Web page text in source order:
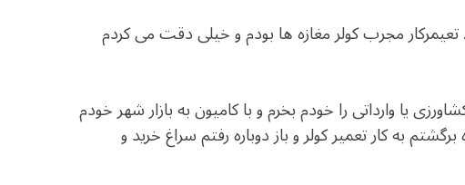
مجرب کولر مغازه ها بودم و خیلی دقت می کردم
یا وارداتی را خودم بخرم و با کامیون به بازار شهر خودم
به کار تعمیر کولر و باز دوباره رفتم سراغ خرید و